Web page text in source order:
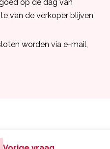
op de dag van
van de verkoper blijven
worden via e-mail,